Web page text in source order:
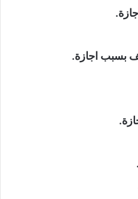
بسبب اجازة.